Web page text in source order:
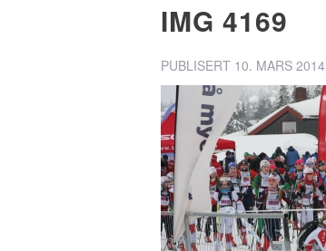
IMG 4169
PUBLISERT 10. MARS 2014